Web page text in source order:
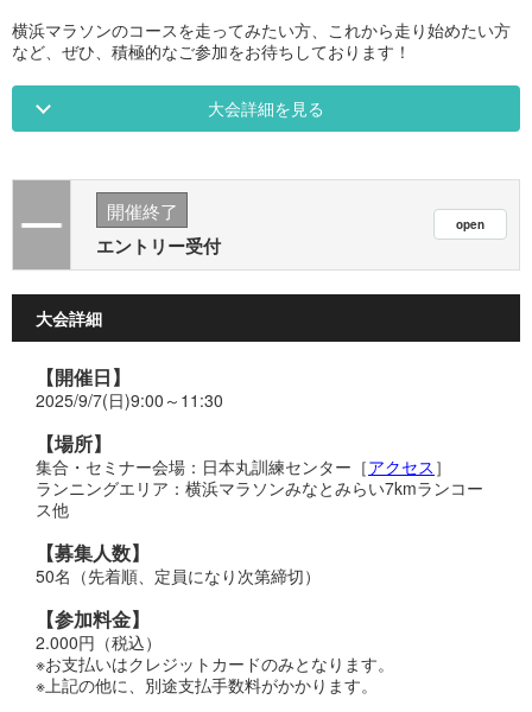
横浜マラソンのコースを走ってみたい方、これから走り始めたい方
など、ぜひ、積極的なご参加をお待ちしております！
大会詳細を見る
開催終了
エントリー受付
大会詳細
【開催日】
2025/9/7(日)9:00～11:30
【場所】
集合・セミナー会場：日本丸訓練センター［アクセス ］
ランニングエリア：横浜マラソンみなとみらい7kmランコー
ス他
【募集人数】
50名（先着順、定員になり次第締切）
【参加料金】
2.000円（税込）
※お支払いはクレジットカードのみとなります。
※上記の他に、別途支払手数料がかかります。